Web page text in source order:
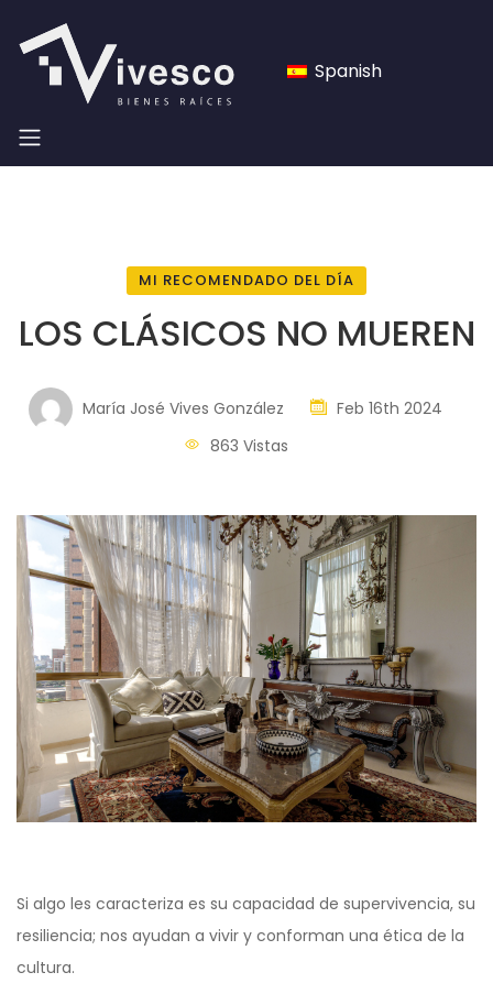
Spanish
MI RECOMENDADO DEL DÍA
LOS CLÁSICOS NO MUEREN
María José Vives González
Feb 16th 2024
863 Vistas
Si algo les caracteriza es su capacidad de supervivencia, su
resiliencia; nos ayudan a vivir y conforman una ética de la
cultura.